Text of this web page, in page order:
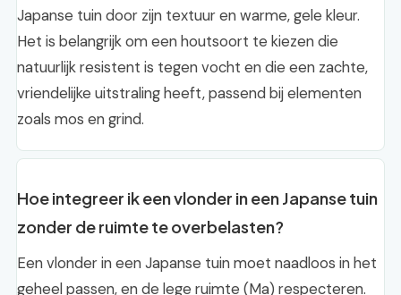
Japanse tuin door zijn textuur en warme, gele kleur.
Het is belangrijk om een houtsoort te kiezen die
natuurlijk resistent is tegen vocht en die een zachte,
vriendelijke uitstraling heeft, passend bij elementen
zoals mos en grind.
Hoe integreer ik een vlonder in een Japanse tuin
zonder de ruimte te overbelasten?
Een vlonder in een Japanse tuin moet naadloos in het
geheel passen, en de lege ruimte (Ma) respecteren.